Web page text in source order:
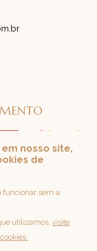
nosso site,
de
funcionar sem a
utilizamos, visite